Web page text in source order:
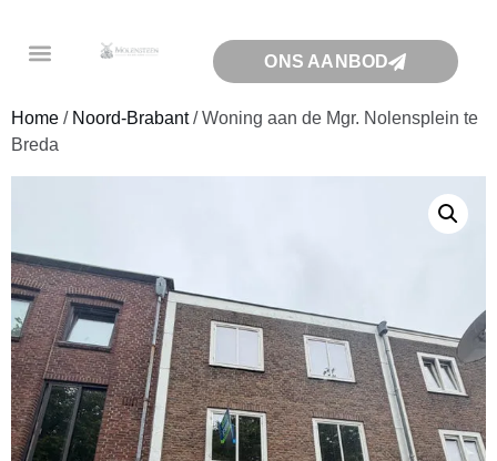
ONS AANBOD
Home / Noord-Brabant/ Woning aan de Mgr. Nolensplein te
Breda